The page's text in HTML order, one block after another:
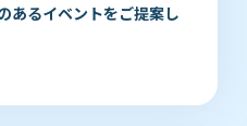
あるイベントをご提案し